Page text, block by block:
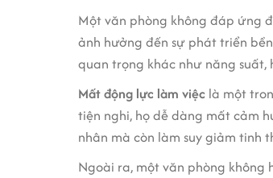
Một văn phòng không đáp ứng
ảnh hưởng đến sự phát triển
quan trọng khác như năng
Mất động lực làm việc là một
tiện nghi, họ dễ dàng mất cảm
nhân mà còn làm suy giảm tinh
Ngoài ra, một văn phòng không